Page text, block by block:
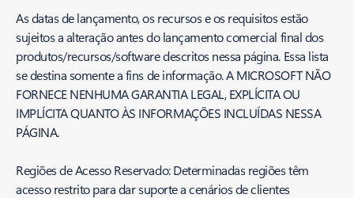
As datas de lançamento, os recursos e os requisitos estão
sujeitos a alteração antes do lançamento comercial final dos
produtos/recursos/software descritos nessa página. Essa lista
se destina somente a fins de informação. A MICROSOFT NÃO
FORNECE NENHUMA GARANTIA LEGAL, EXPLÍCITA OU
IMPLÍCITA QUANTO ÀS INFORMAÇÕES INCLUÍDAS NESSA
PÁGINA.
Regiões de Acesso Reservado: Determinadas regiões têm
acesso restrito para dar suporte a cenários de clientes